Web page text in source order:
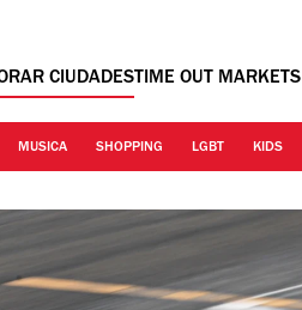
CIUDADESTIME OUT MARKETS
MUSICA SHOPPING LGBT KIDS